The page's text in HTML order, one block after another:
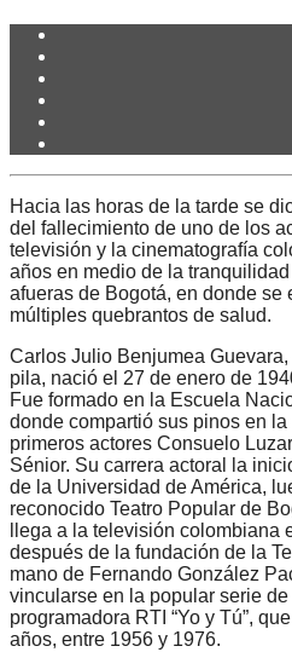
Hacia las horas de la tarde se
del fallecimiento de uno de los
televisión y la cinematografía
años en medio de la
afueras de Bogotá, en donde se
múltiples quebrantos de salud.
Carlos Julio Benjumea
pila, nació el 27 de enero de
Fue formado en la Escuela
donde compartió sus pinos en
primeros actores Consuelo
Sénior. Su carrera actoral la
de la Universidad de América,
reconocido Teatro Popular de
llega a la televisión colombiana
después de la fundación de la
mano de Fernando González
vincularse en la popular serie
programadora RTI “Yo y Tú”,
años, entre 1956 y 1976.